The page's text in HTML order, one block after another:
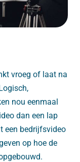
vroeg of laat na
nou eenmaal
dan een lap
een bedrijfsvideo
op hoe de